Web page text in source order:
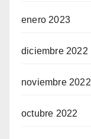
enero 2023
diciembre 2022
noviembre 2022
octubre 2022